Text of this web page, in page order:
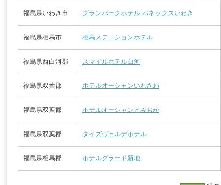
福島県いわき市 グランパークホテル パネックスいわき
福島県相馬市 相馬ステーションホテル
福島県西白河郡 スマイルホテル白河
福島県双葉郡 ホテルオーシャンいわさわ
福島県双葉郡 ホテルオーシャンとみおか
福島県双葉郡 タイズヴェルデホテル
福島県相馬郡 ホテルグラード新地